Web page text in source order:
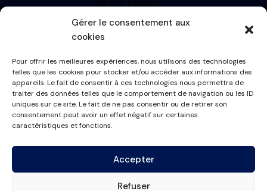
Gérer le consentement aux
cookies
Pour offrir les meilleures expériences, nous utilisons des technologies
telles que les cookies pour stocker et/ou accéder aux informations des
appareils. Le fait de consentir à ces technologies nous permettra de
traiter des données telles que le comportement de navigation ou les ID
uniques sur ce site. Le fait de ne pas consentir ou de retirer son
consentement peut avoir un effet négatif sur certaines
caractéristiques et fonctions.
Accepter
Refuser
93700 Drancy
Siren : 499710697
TVA: FR13499710697
Informations
Mentions Légales
Politique de cookies
Conditions générales
Contactez-nous